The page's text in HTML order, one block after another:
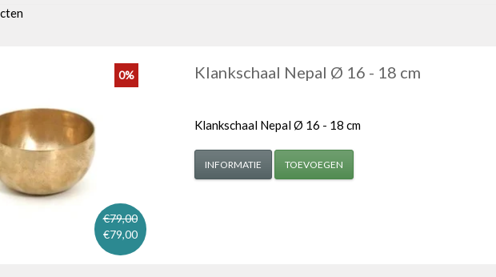
€79,00
€79,00
0% Klankschaal Nepal Ø 16 - 18 cm
Klankschaal Nepal Ø 16 - 18 cm
INFORMATIE TOEVOEGEN